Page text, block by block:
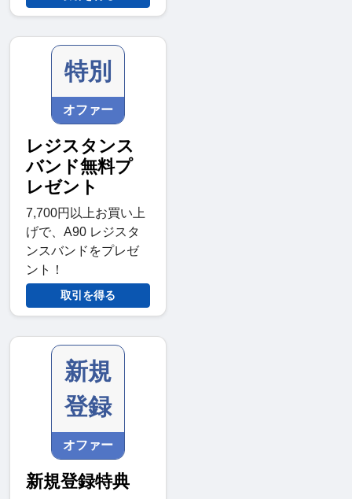
特別
オファー
レジスタンス
バンド無料プ
レゼント
7,700円以上お買い上
げで、A90 レジスタ
ンスバンドをプレゼ
ント！
取引を得る
新規
登録
オファー
新規登録特典